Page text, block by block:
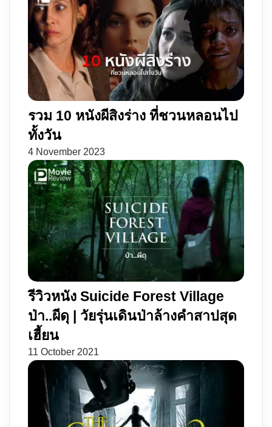
รวม 10 หนังผีสิงร่าง ที่ชวนหลอนไป
ทั้งวัน
4 November 2023
รีวิวหนัง Suicide Forest Village
ป่า..ผีดุ | วัยรุ่นเดินป่าล้างคำสาปสุด
เฮี้ยน
11 October 2021